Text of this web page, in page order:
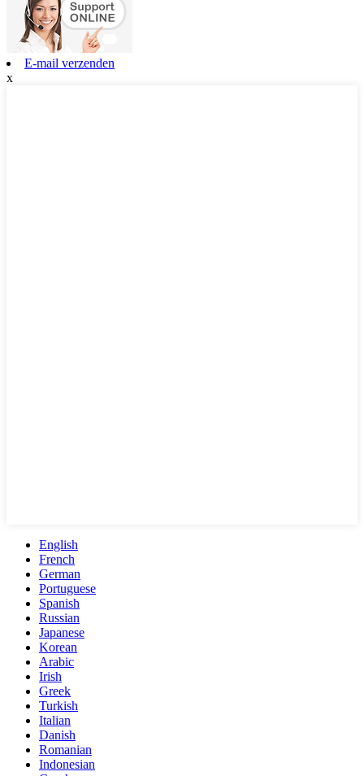
E-mail verzenden
x
English
French
German
Portuguese
Spanish
Russian
Japanese
Korean
Arabic
Irish
Greek
Turkish
Italian
Danish
Romanian
Indonesian